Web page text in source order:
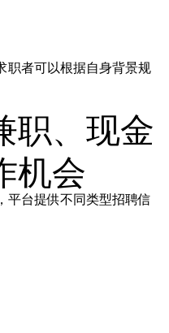
职者可以根据自身背景规
职、现金
机会
平台提供不同类型招聘信